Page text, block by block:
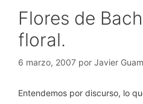
Flores de
floral.
6 marzo, 2007 por Javier
Entendemos por discurso, lo